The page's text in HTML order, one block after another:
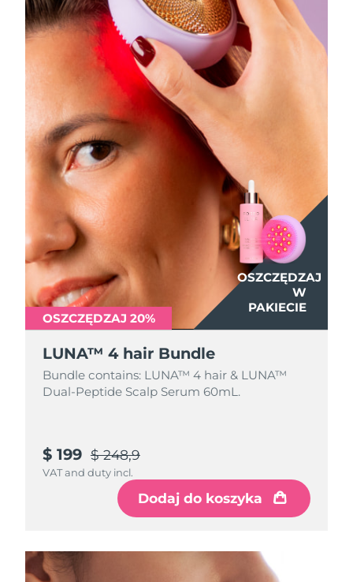
OSZCZĘDZAJ
W
PAKIECIE
OSZCZĘDZAJ 20%
LUNA™ 4 hair Bundle
Bundle contains: LUNA™ 4 hair & LUNA™
Dual-Peptide Scalp Serum 60mL.
$ 199 $ 248,9
VAT and duty incl.
Dodaj do koszyka
Tajlandia
Oczekiwany czas dostawy
8/14/26
Turcja
Oczekiwany czas dostawy
Zjednoczone Emiraty
Arabskie
Oczekiwany czas dostawy
Wielka Brytania
Oczekiwany czas dostawy
Stany Zjednoczone
Oczekiwany czas dostawy
8/11/26
Uzbekistan
Oczekiwany czas dostawy
8/15/26
Wietnam
Oczekiwany czas dostawy